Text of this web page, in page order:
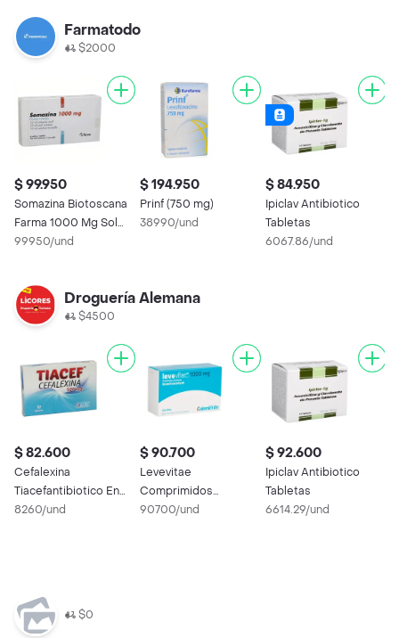
Farmatodo
$2000
$ 99.950
Somazina Biotoscana
Farma 1000 Mg Sol
Oral 6 Sbs A Pdb
99950/und
$ 194.950
Prinf (750 mg)
38990/und
$ 84.950
Ipiclav Antibiotico
Tabletas
6067.86/und
Droguería Alemana
$4500
$ 82.600
Cefalexina
Tiacefantibiotico En
Capsulas
8260/und
$ 90.700
Levevitae
Comprimidos
Recubiertos
90700/und
$ 92.600
Ipiclav Antibiotico
Tabletas
6614.29/und
$0